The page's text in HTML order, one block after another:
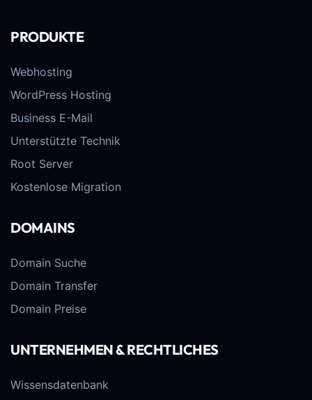
PRODUKTE
Webhosting
WordPress Hosting
Business E-Mail
Unterstützte Technik
Root Server
Kostenlose Migration
DOMAINS
Domain Suche
Domain Transfer
Domain Preise
UNTERNEHMEN & RECHTLICHES
Wissensdatenbank